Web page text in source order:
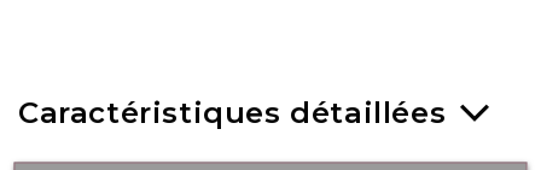
Caractéristiques détaillées